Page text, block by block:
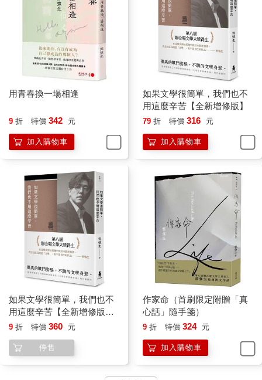
用青春換一場相逢
9 折 特價 342 元
加入購物車
如果文學很簡單，我們也不
用這麼辛苦【全新增修版】
79 折 特價 316 元
加入購物車
如果文學很簡單，我們也不
用這麼辛苦【全新增修版】
(限量作者親簽版)
9 折 特價 360 元
停售
作家命（首刷限定附贈「真
心話」隨手箋）
9 折 特價 324 元
加入購物車